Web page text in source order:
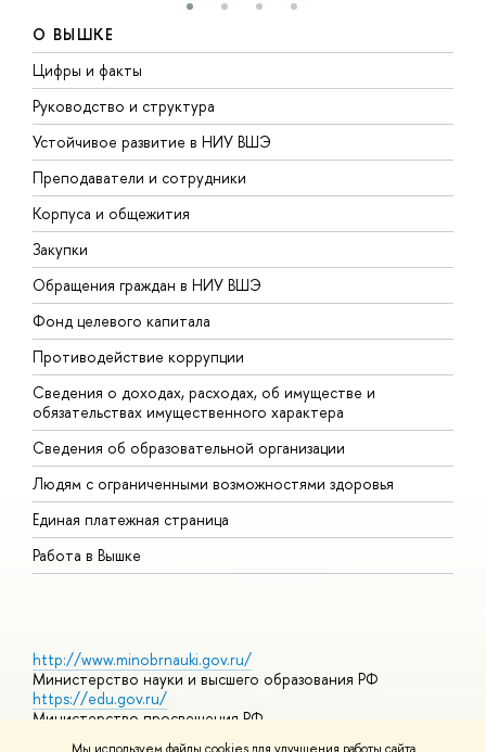
О ВЫШКЕ
Цифры и факты
Руководство и структура
Устойчивое развитие в НИУ ВШЭ
Преподаватели и сотрудники
Корпуса и общежития
Закупки
Обращения граждан в НИУ ВШЭ
Фонд целевого капитала
Противодействие коррупции
Сведения о доходах, расходах, об имуществе и
обязательствах имущественного характера
Сведения об образовательной организации
Людям с ограниченными возможностями здоровья
Единая платежная страница
Работа в Вышке
http://www.minobrnauki.gov.ru/
Министерство науки и высшего образования РФ
https://edu.gov.ru/
Министерство просвещения РФ
https://elearning.hse.ru/mooc